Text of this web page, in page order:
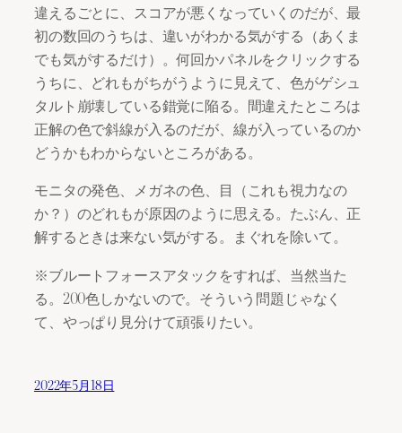
違えるごとに、スコアが悪くなっていくのだが、最
初の数回のうちは、違いがわかる気がする（あくま
でも気がするだけ）。何回かパネルをクリックする
うちに、どれもがちがうように見えて、色がゲシュ
タルト崩壊している錯覚に陥る。間違えたところは
正解の色で斜線が入るのだが、線が入っているのか
どうかもわからないところがある。
モニタの発色、メガネの色、目（これも視力なの
か？）のどれもが原因のように思える。たぶん、正
解するときは来ない気がする。まぐれを除いて。
※ブルートフォースアタックをすれば、当然当た
る。200色しかないので。そういう問題じゃなく
て、やっぱり見分けて頑張りたい。
2022年5月18日